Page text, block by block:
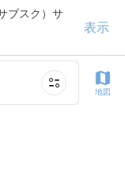
ブスク）サ
表示
地図